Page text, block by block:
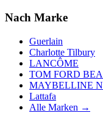
Nach Marke
Guerlain
Charlotte Tilbury
LANCÔME
TOM FORD
MAYBELLINE
Lattafa
Alle Marken →